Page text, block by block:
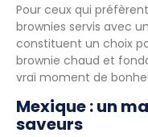
Pour ceux qui
brownies servis avec
constituent un choix
brownie chaud et
vrai moment de
Mexique : un
saveurs